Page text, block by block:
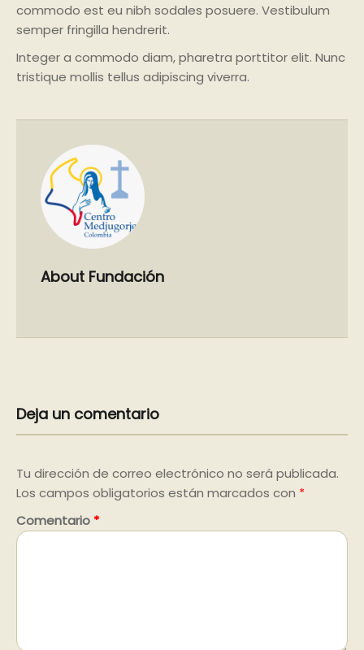
commodo est eu nibh sodales posuere. Vestibulum
semper fringilla hendrerit.
Integer a commodo diam, pharetra porttitor elit. Nunc
tristique mollis tellus adipiscing viverra.
About Fundación
Deja un comentario
Tu dirección de correo electrónico no será publicada.
Los campos obligatorios están marcados con *
Comentario *